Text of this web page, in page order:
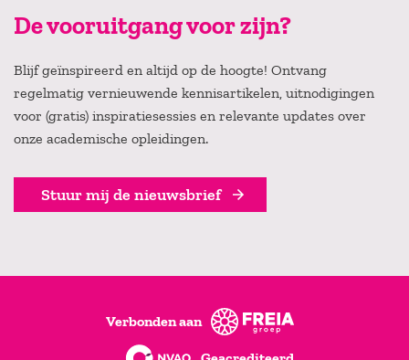
De vooruitgang voor zijn?
Blijf geïnspireerd en altijd op de hoogte! Ontvang
regelmatig vernieuwende kennisartikelen, uitnodigingen
voor (gratis) inspiratiesessies en relevante updates over
onze academische opleidingen.
Stuur mij de nieuwsbrief
Verbonden aan